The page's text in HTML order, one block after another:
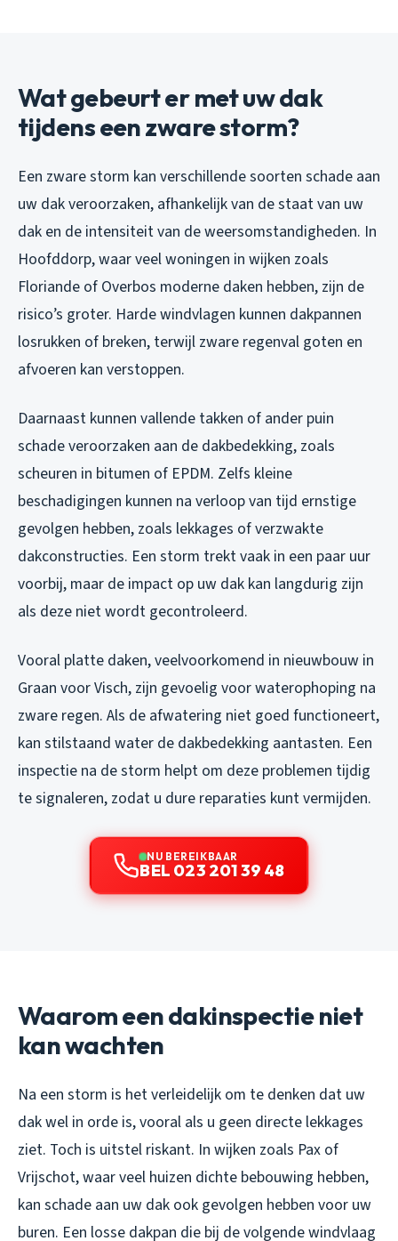
Wat gebeurt er met uw dak
tijdens een zware storm?
Een zware storm kan verschillende soorten schade aan
uw dak veroorzaken, afhankelijk van de staat van uw
dak en de intensiteit van de weersomstandigheden. In
Hoofddorp, waar veel woningen in wijken zoals
Floriande of Overbos moderne daken hebben, zijn de
risico’s groter. Harde windvlagen kunnen dakpannen
losrukken of breken, terwijl zware regenval goten en
afvoeren kan verstoppen.
Daarnaast kunnen vallende takken of ander puin
schade veroorzaken aan de dakbedekking, zoals
scheuren in bitumen of EPDM. Zelfs kleine
beschadigingen kunnen na verloop van tijd ernstige
gevolgen hebben, zoals lekkages of verzwakte
dakconstructies. Een storm trekt vaak in een paar uur
voorbij, maar de impact op uw dak kan langdurig zijn
als deze niet wordt gecontroleerd.
Vooral platte daken, veelvoorkomend in nieuwbouw in
Graan voor Visch, zijn gevoelig voor waterophoping na
zware regen. Als de afwatering niet goed functioneert,
kan stilstaand water de dakbedekking aantasten. Een
inspectie na de storm helpt om deze problemen tijdig
te signaleren, zodat u dure reparaties kunt vermijden.
NU BEREIKBAAR
BEL 023 201 39 48
Waarom een dakinspectie niet
kan wachten
Na een storm is het verleidelijk om te denken dat uw
dak wel in orde is, vooral als u geen directe lekkages
ziet. Toch is uitstel riskant. In wijken zoals Pax of
Vrijschot, waar veel huizen dichte bebouwing hebben,
kan schade aan uw dak ook gevolgen hebben voor uw
buren. Een losse dakpan die bij de volgende windvlaag